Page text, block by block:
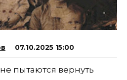
07.10.2025 15:00
пытаются вернуть